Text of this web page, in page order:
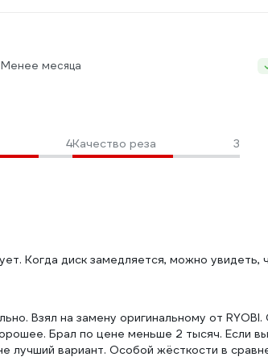
Менее месяца
4Качество реза
3
Когда диск замедляется, можно увидеть,
Взял на замену оригинальному от
Брал по цене меньше 2 тысяч. Если
лучший вариант. Особой жёсткости в